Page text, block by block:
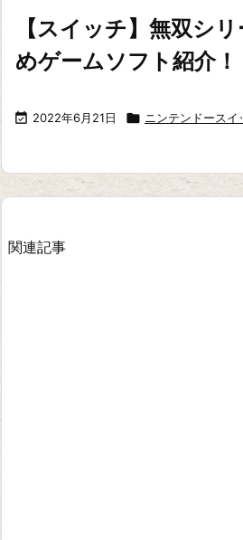
【スイッチ】無双シ
めゲームソフト紹介！
 2022年6月21日  ニンテンドースイ
関連記事